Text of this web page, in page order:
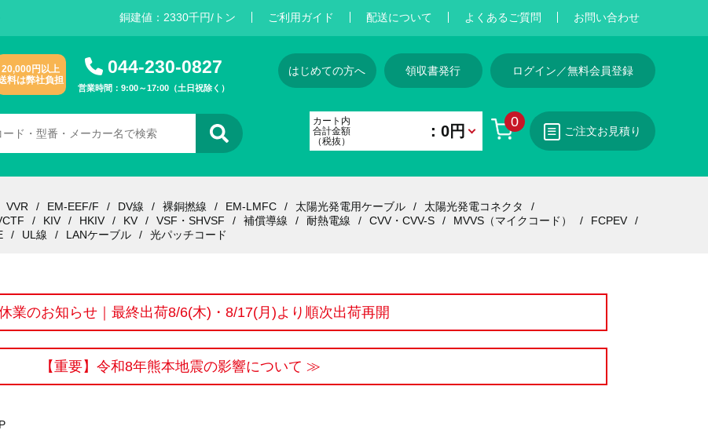
銅建値： 2330千円/トン ご利用ガイド 配送について よくあるご質問 お問い合わせ
20,000円以上
料は弊社負担
044-230-0827
営業時間：9:00～17:00（土日祝除く）
はじめての方へ 領収書発行 ログイン／無料会員登録
0
カート内
合計金額
（税抜）
：0円 ご注文お見積り
VVR EM-EEF/F DV線 裸銅撚線 EM-LMFC 太陽光発電用ケーブル
太陽光発電コネクタ
KIV HKIV KV VSF・SHVSF 補償導線 耐熱電線 CVV・CVV-S MVVS（マイクコード）
FCPEV
UL線 LANケーブル 光パッチコード
業のお知らせ｜最終出荷8/6(木)・8/17(月)より順次出荷再開
【重要】令和8年熊本地震の影響について ≫